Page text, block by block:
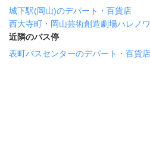
城下駅(岡山)のデパート・百貨店
西大寺町・岡山芸術創造劇場ハレノ
近隣のバス停
表町バスセンターのデパート・百貨店